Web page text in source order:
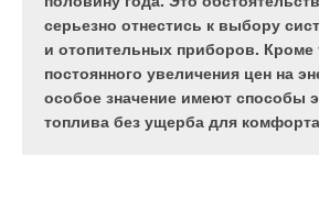
серьезно отнестись к выбору
и отопительных приборов. Кроме
постоянного увеличения цен на
особое значение имеют способы
топлива без ущерба для
предусмотренных для его
Система разработана специально
промышленного использования и
сократить расходы на
адаптации производительности
фактической потребности.